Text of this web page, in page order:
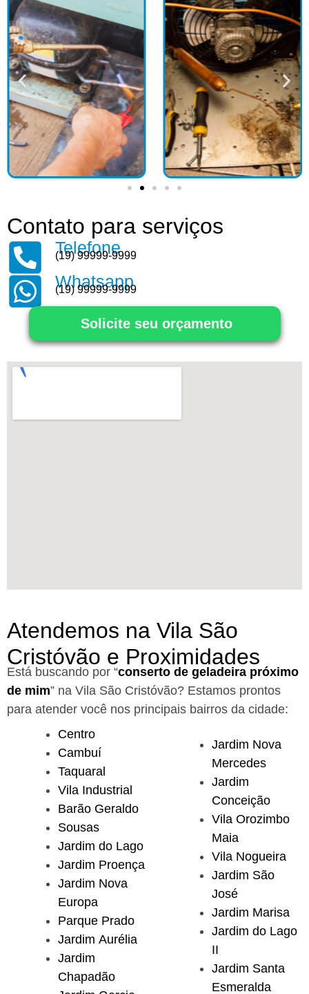
Contato para serviços
Telefone
(19) 99999-9999
Whatsapp
(19) 99999-9999
Solicite seu orçamento
Atendemos na Vila São
Cristóvão e Proximidades
Está buscando por “conserto de geladeira próximo
de mim” na Vila São Cristóvão? Estamos prontos
para atender você nos principais bairros da cidade:
Centro
Cambuí
Taquaral
Vila Industrial
Barão Geraldo
Sousas
Jardim do Lago
Jardim Proença
Jardim Nova
Europa
Parque Prado
Jardim Aurélia
Jardim
Chapadão
Jardim Nova
Mercedes
Jardim
Conceição
Vila Orozimbo
Maia
Vila Nogueira
Jardim São
José
Jardim Marisa
Jardim do Lago
II
Jardim Santa
Esmeralda